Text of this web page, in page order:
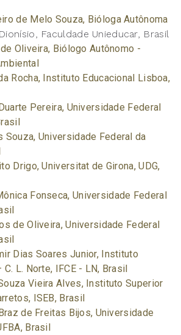
de Melo Souza, Bióloga Autônoma
Faculdade Unieducar, Brasil
Oliveira, Biólogo Autônomo -
Rocha, Instituto Educacional Lisboa,
Pereira, Universidade Federal
Souza, Universidade Federal da
Drigo, Universitat de Girona, UDG,
Fonseca, Universidade Federal
de Oliveira, Universidade Federal
Dias Soares Junior, Instituto
L. Norte, IFCE - LN, Brasil
Vieira Alves, Instituto Superior
ISEB, Brasil
de Freitas Bijos, Universidade
Brasil